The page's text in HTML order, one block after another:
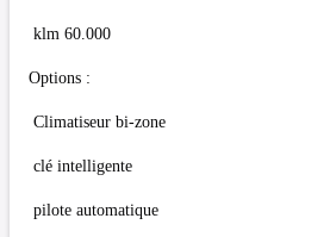
klm 60.000
Options :
Climatiseur bi-zone
clé intelligente
pilote automatique